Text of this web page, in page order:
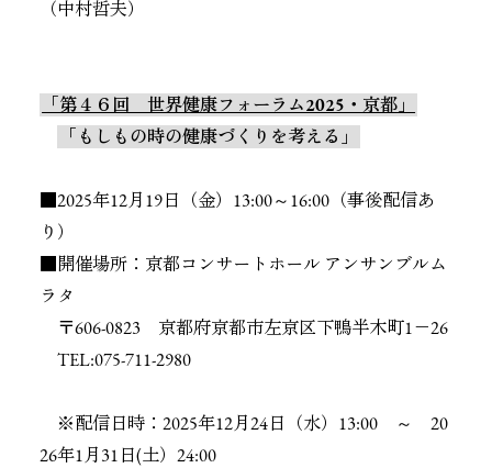
（中村哲夫）
「第４６回 世界健康フォーラム2025・京都」
「もしもの時の健康づくりを考える」
■2025年12月19日（金）13:00～16:00（事後配信あ
り）
■開催場所：京都コンサートホール アンサンブルム
ラタ
〒606-0823 京都府京都市左京区下鴨半木町1−26
TEL:075-711-2980
※配信日時：2025年12月24日（水）13:00 ～ 20
26年1月31日(土）24:00